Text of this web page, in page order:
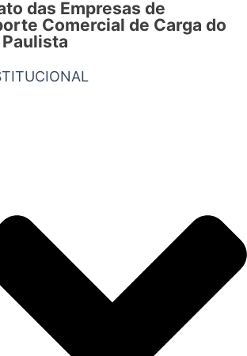
das Empresas de
Comercial de Carga do